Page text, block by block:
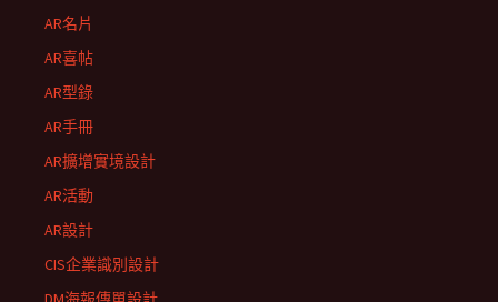
AR名片
AR喜帖
AR型錄
AR手冊
AR擴增實境設計
AR活動
AR設計
CIS企業識別設計